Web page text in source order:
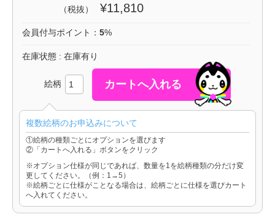
（税抜） ¥11,810
会員付与ポイント： 5%
在庫状態 : 在庫有り
絵柄
複数絵柄のお申込みについて
①絵柄の種類ごとにオプションを選びます
②「カートへ入れる」ボタンをクリック
※オプション仕様が同じであれば、数量を1を絵柄種類の分だけ変
更してください。（例：1→5）
※絵柄ごとに仕様がことなる場合は、絵柄ごとに仕様を選びカート
へ入れてください。